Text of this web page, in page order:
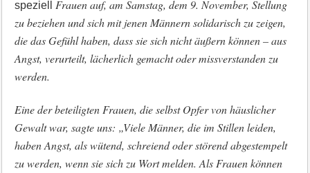
speziell Frauen auf, am Samstag, dem 9. November, Stellung
zu beziehen und sich mit jenen Männern solidarisch zu zeigen,
die das Gefühl haben, dass sie sich nicht äußern können – aus
Angst, verurteilt, lächerlich gemacht oder missverstanden zu
werden.
Eine der beteiligten Frauen, die selbst Opfer von häuslicher
Gewalt war, sagte uns: „Viele Männer, die im Stillen leiden,
haben Angst, als wütend, schreiend oder störend abgestempelt
zu werden, wenn sie sich zu Wort melden. Als Frauen können